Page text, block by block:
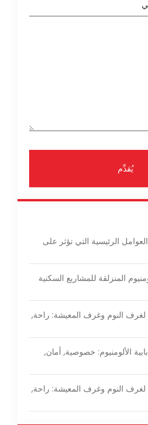
يُقدِّم
الرئيسية التي تؤثر على
المنزلقة للمشاريع السكنية
لغرف النوم وغرف المعيشة: راحة,
الألومنيوم: خصوصية, أمان,
لغرف النوم وغرف المعيشة: راحة,